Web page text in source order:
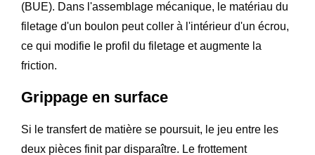
(BUE). Dans l'assemblage mécanique, le matériau du
filetage d'un boulon peut coller à l'intérieur d'un écrou,
ce qui modifie le profil du filetage et augmente la
friction.
Grippage en surface
Si le transfert de matière se poursuit, le jeu entre les
deux pièces finit par disparaître. Le frottement